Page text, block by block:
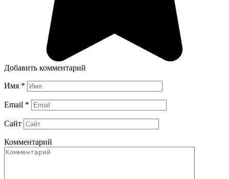
Добавить комментарий
Имя *
Email *
Сайт
Комментарий